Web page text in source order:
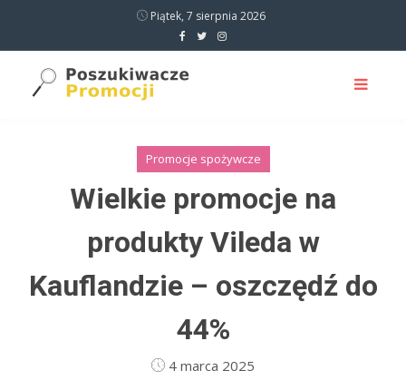
Piątek, 7 sierpnia 2026
Promocje spożywcze
Wielkie promocje na
produkty Vileda w
Kauflandzie – oszczędź do
44%
4 marca 2025